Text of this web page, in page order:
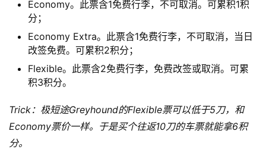
Economy。此票含1免费行李，不可取消。可累积1积
分；
Economy Extra。此票含1免费行李，不可取消，当日
改签免费。可累积2积分；
Flexible。此票含2免费行李，免费改签或取消。可累
积3积分。
Trick：极短途Greyhound的Flexible票可以低于5刀，和
Economy票价一样。于是买个往返10刀的车票就能拿6积
分。